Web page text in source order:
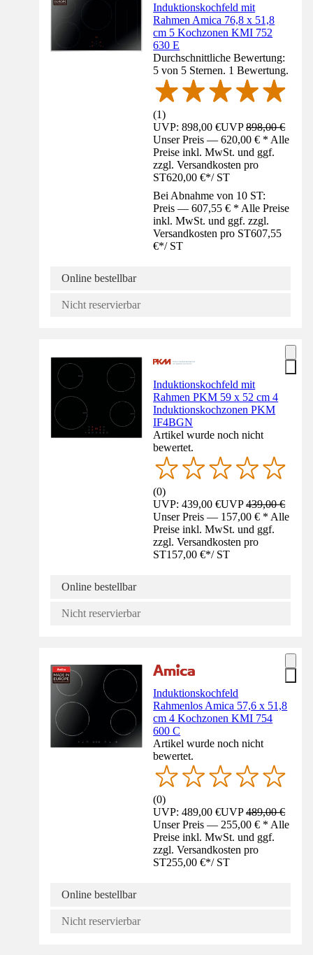
Induktionskochfeld mit
Rahmen Amica 76,8 x 51,8
cm 5 Kochzonen KMI 752
630 E
Durchschnittliche Bewertung:
5 von 5 Sternen. 1 Bewertung.
(1)
UVP: 898,00 €UVP898,00 €
Unser Preis — 620,00 € * Alle
Preise inkl. MwSt. und ggf.
zzgl. Versandkosten pro
ST620,00 €*/ ST
Bei Abnahme von 10 ST:
Preis — 607,55 € * Alle Preise
inkl. MwSt. und ggf. zzgl.
Versandkosten pro ST607,55
€*/ ST
Online bestellbar
Nicht reservierbar
Induktionskochfeld mit
Rahmen PKM 59 x 52 cm 4
Induktionskochzonen PKM
IF4BGN
Artikel wurde noch nicht
bewertet.
(0)
UVP: 439,00 €UVP439,00 €
Unser Preis — 157,00 € * Alle
Preise inkl. MwSt. und ggf.
zzgl. Versandkosten pro
ST157,00 €*/ ST
Online bestellbar
Nicht reservierbar
Induktionskochfeld
Rahmenlos Amica 57,6 x 51,8
cm 4 Kochzonen KMI 754
600 C
Artikel wurde noch nicht
bewertet.
(0)
UVP: 489,00 €UVP489,00 €
Unser Preis — 255,00 € * Alle
Preise inkl. MwSt. und ggf.
zzgl. Versandkosten pro
ST255,00 €*/ ST
Online bestellbar
Nicht reservierbar